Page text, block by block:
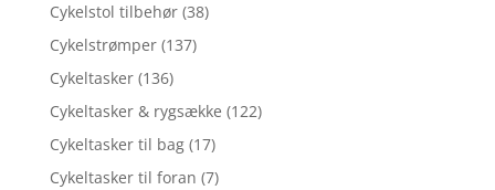
Cykelstol tilbehør (38)
Cykelstrømper (137)
Cykeltasker (136)
Cykeltasker & rygsække (122)
Cykeltasker til bag (17)
Cykeltasker til foran (7)